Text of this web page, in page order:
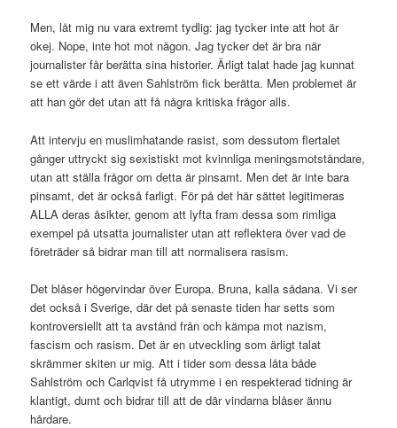
Men, låt mig nu vara extremt tydlig: jag tycker inte att hot är
okej. Nope, inte hot mot någon. Jag tycker det är bra när
journalister får berätta sina historier. Ärligt talat hade jag kunnat
se ett värde i att även Sahlström fick berätta. Men problemet är
att han gör det utan att få några kritiska frågor alls.
Att intervju en muslimhatande rasist, som dessutom flertalet
gånger uttryckt sig sexistiskt mot kvinnliga meningsmotståndare,
utan att ställa frågor om detta är pinsamt. Men det är inte bara
pinsamt, det är också farligt. För på det här sättet legitimeras
ALLA deras åsikter, genom att lyfta fram dessa som rimliga
exempel på utsatta journalister utan att reflektera över vad de
företräder så bidrar man till att normalisera rasism.
Det blåser högervindar över Europa. Bruna, kalla sådana. Vi ser
det också i Sverige, där det på senaste tiden har setts som
kontroversiellt att ta avstånd från och kämpa mot nazism,
fascism och rasism. Det är en utveckling som ärligt talat
skrämmer skiten ur mig. Att i tider som dessa låta både
Sahlström och Carlqvist få utrymme i en respekterad tidning är
klantigt, dumt och bidrar till att de där vindarna blåser ännu
hårdare.